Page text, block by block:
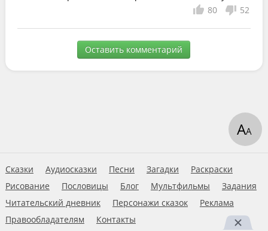
80
52
Оставить комментарий
Сказки Аудиосказки Песни Загадки
Раскраски
Рисование
Пословицы Блог Мультфильмы
Задания
Читательский дневник
Персонажи сказок
Реклама
Правообладателям
Контакты
АА